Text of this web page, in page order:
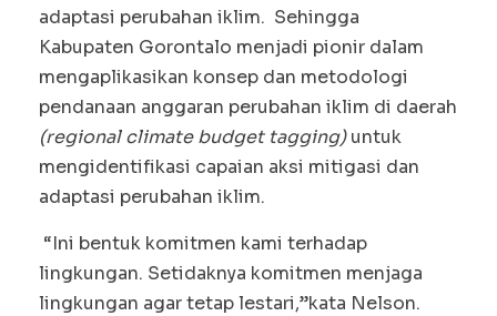
adaptasi perubahan iklim. Sehingga
Kabupaten Gorontalo menjadi pionir dalam
mengaplikasikan konsep dan metodologi
pendanaan anggaran perubahan iklim di daerah
(regional climate budget tagging)untuk
mengidentifikasi capaian aksi mitigasi dan
adaptasi perubahan iklim.
“Ini bentuk komitmen kami terhadap
lingkungan. Setidaknya komitmen menjaga
lingkungan agar tetap lestari,”kata Nelson.